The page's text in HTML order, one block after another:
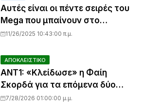
Αυτές είναι οι πέντε σειρές του
Mega που μπαίνουν στο
πρόγραμμα του OPEN
11/26/2025 10:43:00 π.μ.
ΑΠΟΚΛΕΙΣΤΙΚΟ
ANT1: «Κλείδωσε» η Φαίη
Σκορδά για τα επόμενα δύο
χρόνια – Θα μπει στο
7/28/2026 01:00:00 μ.μ.